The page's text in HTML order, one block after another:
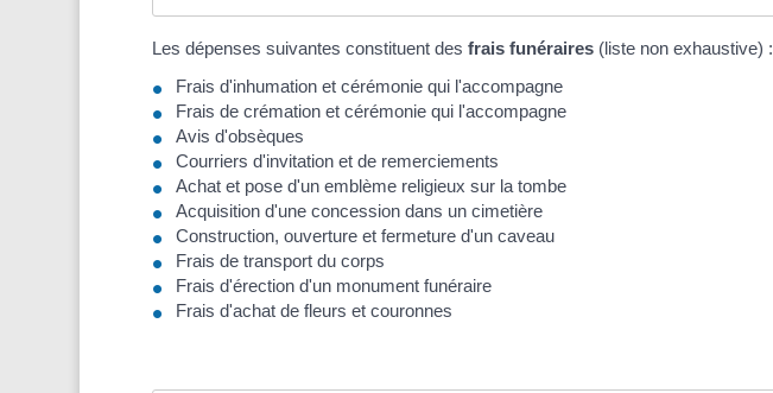
Les dépenses suivantes constituent des frais funéraires(liste non exhaustive) :
Frais d'inhumation et cérémonie qui l'accompagne
Frais de crémation et cérémonie qui l'accompagne
Avis d'obsèques
Courriers d'invitation et de remerciements
Achat et pose d'un emblème religieux sur la tombe
Acquisition d'une concession dans un cimetière
Construction, ouverture et fermeture d'un caveau
Frais de transport du corps
Frais d'érection d'un monument funéraire
Frais d'achat de fleurs et couronnes